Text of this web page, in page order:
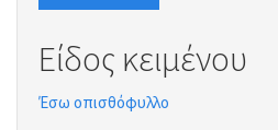
Είδος κειμένου
Έσω οπισθόφυλλο